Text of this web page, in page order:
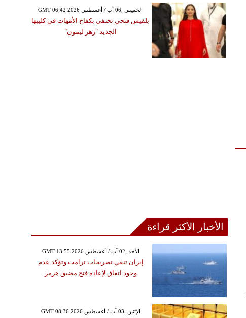
GMT 06:42 2026 الخميس ,06 آب / أغسطس
بلقيس فتحي تحتفي بكفاح الأمهات في كليبها
الجديد "زهر ليمون"
الأخبار الأكثر قراءة
GMT 13:55 2026 الأحد ,02 آب / أغسطس
إيران تنفي تصريحات ترامب وتؤكد عدم
وجود اتفاق لإعادة فتح مضيق هرمز
GMT 08:36 2026 الإثنين ,03 آب / أغسطس